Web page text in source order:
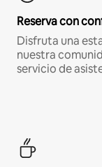
Reserva con
Disfruta una
nuestra
servicio de